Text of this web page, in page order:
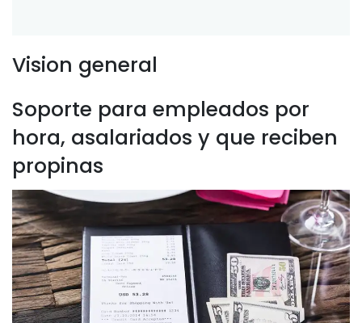
Vision general
Soporte para empleados por
hora, asalariados y que reciben
propinas